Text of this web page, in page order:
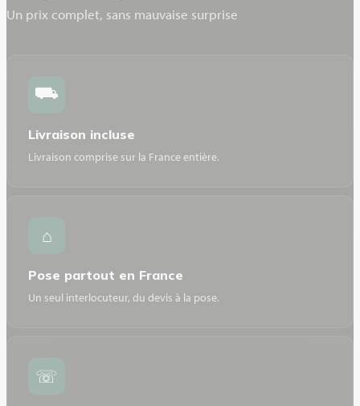
Un prix complet, sans mauvaise surprise
⛟
Livraison incluse
Livraison comprise sur la France entière.
⌂
Pose partout en France
Un seul interlocuteur, du devis à la pose.
☏